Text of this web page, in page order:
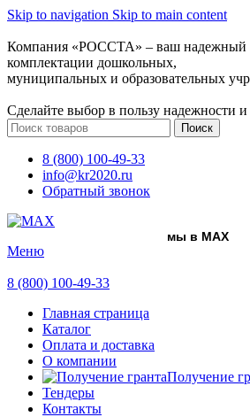
Skip to navigation Skip to main content
Компания «РОССТА» – ваш надежный
комплектации дошкольных,
муниципальных и образовательных
Сделайте выбор в пользу надежности
Поиск
8 (800) 100-49-33
info@kr2020.ru
Обратный звонок
мы в MAX
Меню
8 (800) 100-49-33
Главная страница
Каталог
Оплата и доставка
О компании
Получение
Тендеры
Контакты